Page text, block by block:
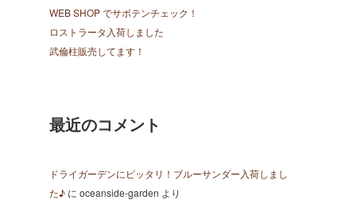
WEB SHOP でサボテンチェック！
ロストラータ入荷しました
武倫柱販売してます！
最近のコメント
ドライガーデンにピッタリ！ブルーサンダー入荷しまし
た♪ に oceanside-garden より